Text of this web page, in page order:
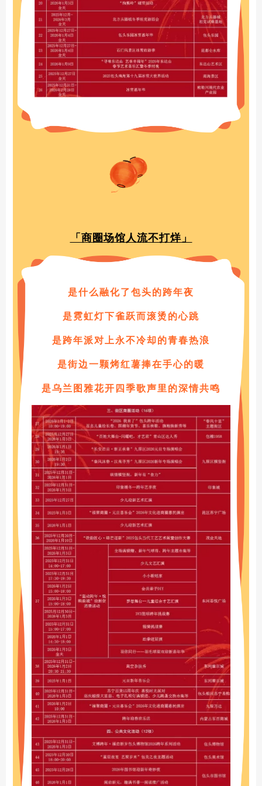
「商圈场馆人流不打烊」
是什么融化了包头的跨年夜
是霓虹灯下雀跃而滚烫的心跳
是跨年派对上永不冷却的青春热浪
是街边一颗烤红薯捧在手心的暖
是乌兰图雅花开四季歌声里的深情共鸣